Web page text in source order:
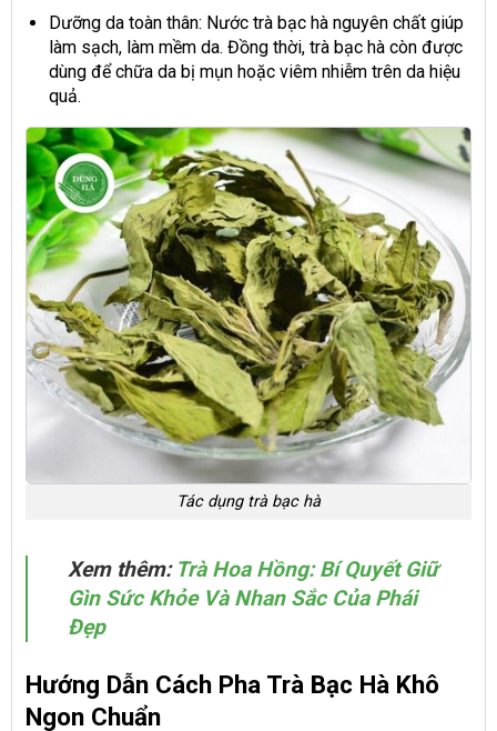
Dưỡng da toàn thân: Nướctrà bạc hà nguyên chấtgiúp
làm sạch, làm mềm da. Đồng thời, trà bạc hà còn được
dùng để chữa da bị mụn hoặc viêm nhiễm trên da hiệu
quả.
Tác dụng trà bạc hà
Xem thêm: Trà Hoa Hồng: Bí Quyết Giữ
Gìn Sức Khỏe Và Nhan Sắc Của Phái
Đẹp
Hướng Dẫn Cách Pha Trà Bạc Hà Khô
Ngon Chuẩn